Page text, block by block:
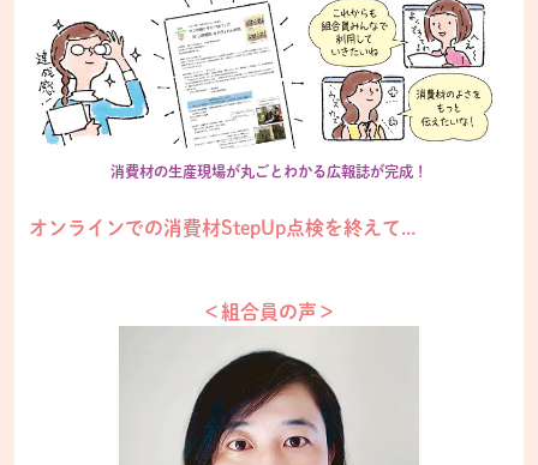
消費材の生産現場が丸ごとわかる広報誌が完成！
オンラインでの消費材StepUp点検を終えて...
＜組合員の声＞